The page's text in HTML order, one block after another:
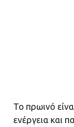
Το πρωινό
ενέργεια και